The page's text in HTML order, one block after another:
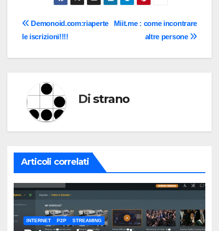
Navigazione
Miit.me : come incontrare
altre persone
Demonoid.com:riaperte
le iscrizioni!!!!
Distrano
Articoli correlati
INTERNET P2P STREAMING